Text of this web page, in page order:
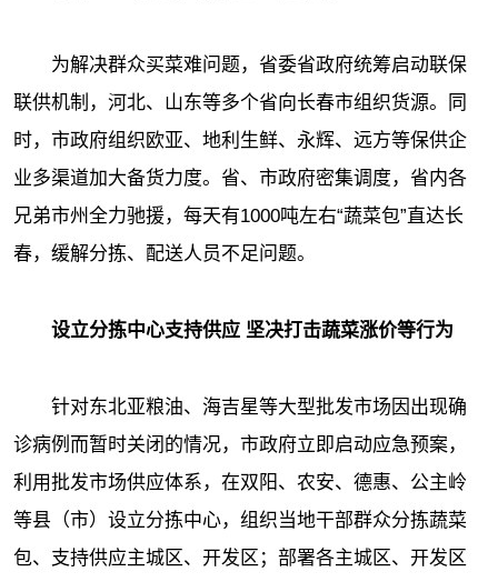
为解决群众买菜难问题，省委省政府统筹启动联保
联供机制，河北、山东等多个省向长春市组织货源。同
时，市政府组织欧亚、地利生鲜、永辉、远方等保供企
业多渠道加大备货力度。省、市政府密集调度，省内各
兄弟市州全力驰援，每天有1000吨左右“蔬菜包”直达长
春，缓解分拣、配送人员不足问题。
设立分拣中心支持供应 坚决打击蔬菜涨价等行为
针对东北亚粮油、海吉星等大型批发市场因出现确
诊病例而暂时关闭的情况，市政府立即启动应急预案，
利用批发市场供应体系，在双阳、农安、德惠、公主岭
等县（市）设立分拣中心，组织当地干部群众分拣蔬菜
包、支持供应主城区、开发区；部署各主城区、开发区